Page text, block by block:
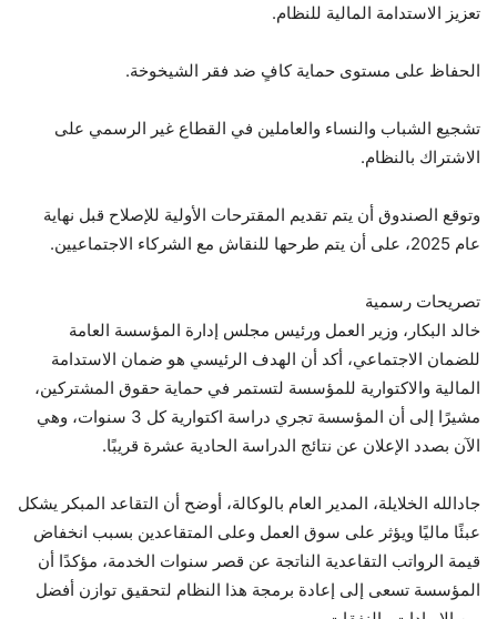
تعزيز الاستدامة المالية للنظام.
الحفاظ على مستوى حماية كافٍ ضد فقر الشيخوخة.
تشجيع الشباب والنساء والعاملين في القطاع غير الرسمي على
الاشتراك بالنظام.
وتوقع الصندوق أن يتم تقديم المقترحات الأولية للإصلاح قبل نهاية
عام 2025، على أن يتم طرحها للنقاش مع الشركاء الاجتماعيين.
تصريحات رسمية
خالد البكار، وزير العمل ورئيس مجلس إدارة المؤسسة العامة
للضمان الاجتماعي، أكد أن الهدف الرئيسي هو ضمان الاستدامة
المالية والاكتوارية للمؤسسة لتستمر في حماية حقوق المشتركين،
مشيرًا إلى أن المؤسسة تجري دراسة اكتوارية كل 3 سنوات، وهي
الآن بصدد الإعلان عن نتائج الدراسة الحادية عشرة قريبًا.
جادالله الخلايلة، المدير العام بالوكالة، أوضح أن التقاعد المبكر يشكل
عبئًا ماليًا ويؤثر على سوق العمل وعلى المتقاعدين بسبب انخفاض
قيمة الرواتب التقاعدية الناتجة عن قصر سنوات الخدمة، مؤكدًا أن
المؤسسة تسعى إلى إعادة برمجة هذا النظام لتحقيق توازن أفضل